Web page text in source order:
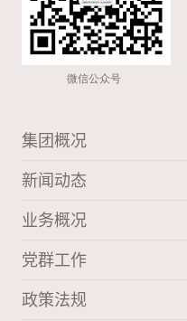
集团概况
新闻动态
业务概况
党群工作
政策法规